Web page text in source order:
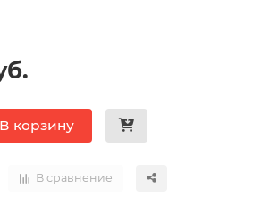
В корзину
В сравнение